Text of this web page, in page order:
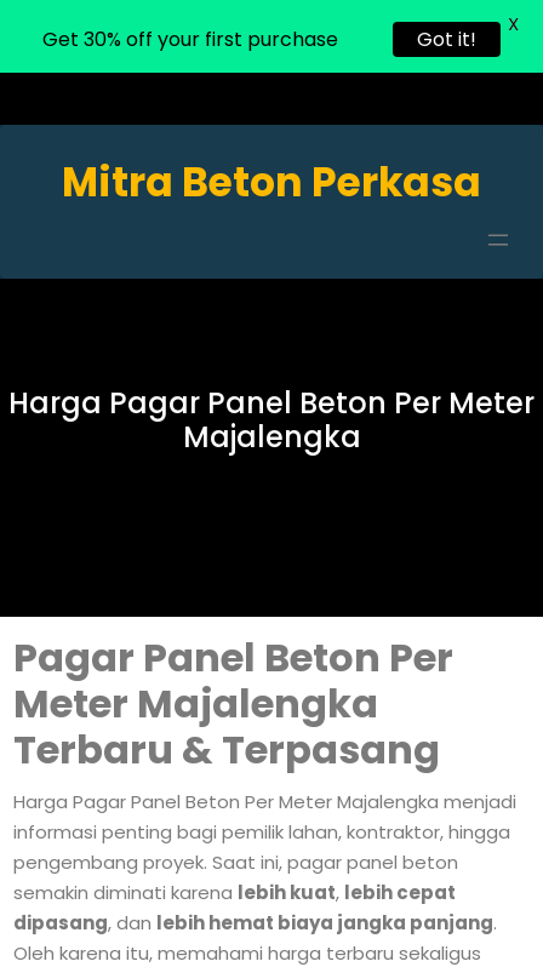
Mitra Beton Perkasa
Harga Pagar Panel Beton Per Meter
Majalengka
Pagar Panel Beton Per
Meter Majalengka
Terbaru & Terpasang
Harga Pagar Panel Beton Per Meter Majalengka menjadi
informasi penting bagi pemilik lahan, kontraktor, hingga
pengembang proyek. Saat ini, pagar panel beton
semakin diminati karena lebih kuat, lebih cepat
dipasang, dan lebih hemat biaya jangka panjang.
Oleh karena itu, memahami harga terbaru sekaligus
Get 30% off your first purchase Got it!
X